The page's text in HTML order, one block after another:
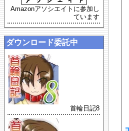
Amazonアソシエイトに参加し
ています
ダウンロード委託中
首輪日記8